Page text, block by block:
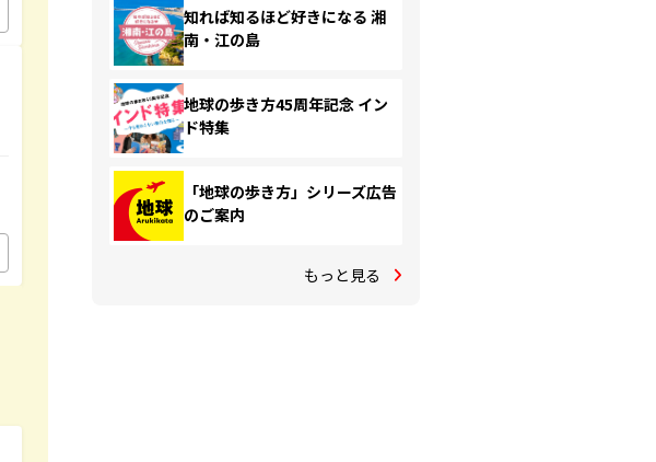
知れば知るほど好きになる 湘
南・江の島
地球の歩き方45周年記念 イン
ド特集
「地球の歩き方」シリーズ広告
のご案内
もっと見る